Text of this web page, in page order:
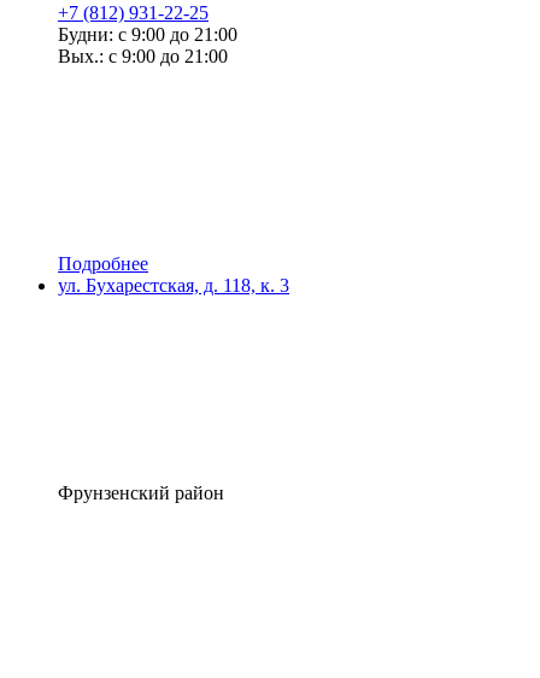
+7 (812) 931-22-25
Будни: с 9:00 до 21:00
Вых.: с 9:00 до 21:00
Подробнее
ул. Бухарестская, д. 118, к. 3
Фрунзенский район